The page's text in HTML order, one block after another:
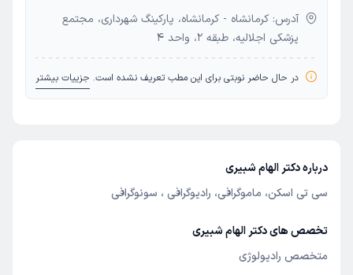
آدرس: کرمانشاه - کرمانشاه، پارکینگ شهرداری، مجتمع
پزشکی اجلالیه، طبقه 2، واحد 4
در حال حاضر نوبتی برای این مطب تعریف نشده است. جزییات بیشتر
درباره دکتر الهام شبیری
سی تی اسکن، ماموگرافی، رادیوگرافی ، سونوگرافی
تخصص های دکتر الهام شبیری
متخصص رادیولوژی